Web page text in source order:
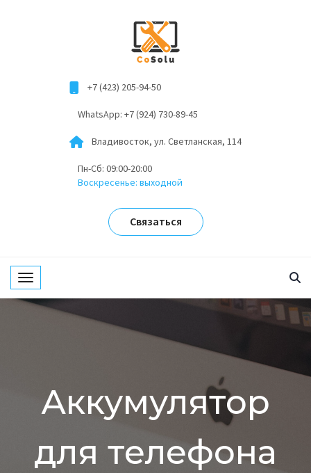
+7 (423) 205-94-50
WhatsApp: +7 (924) 730-89-45
Владивосток, ул. Светланская, 114
Пн-Сб: 09:00-20:00
Воскресенье: выходной
Связаться
Toggle navigation
Аккумулятор
для телефона